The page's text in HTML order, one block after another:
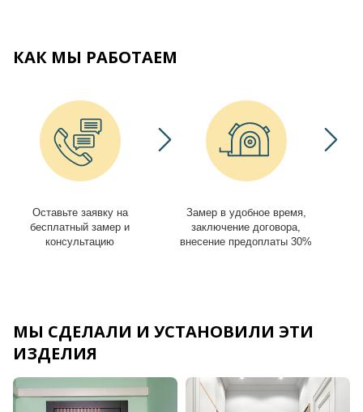
КАК МЫ РАБОТАЕМ
Оставьте заявку на
бесплатный замер и
консультацию
Замер в удобное время,
заключение договора,
внесение предоплаты 30%
МЫ СДЕЛАЛИ И УСТАНОВИЛИ ЭТИ
ИЗДЕЛИЯ